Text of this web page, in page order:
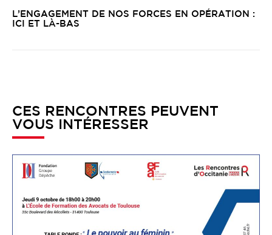
L’ENGAGEMENT DE NOS FORCES EN OPÉRATION :
ICI ET LÀ-BAS
CES RENCONTRES PEUVENT
VOUS INTÉRESSER